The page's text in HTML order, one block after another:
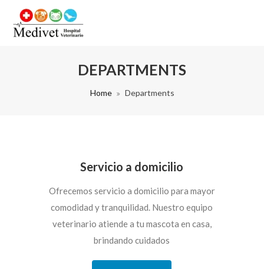
DEPARTMENTS
Home Departments
Servicio a domicilio
Ofrecemos servicio a domicilio para mayor
comodidad y tranquilidad. Nuestro equipo
veterinario atiende a tu mascota en casa,
brindando cuidados